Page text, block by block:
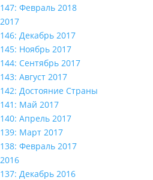
147: Февраль 2018
2017
146: Декабрь 2017
145: Ноябрь 2017
144: Сентябрь 2017
143: Август 2017
142: Достояние Страны
141: Май 2017
140: Апрель 2017
139: Март 2017
138: Февраль 2017
2016
137: Декабрь 2016